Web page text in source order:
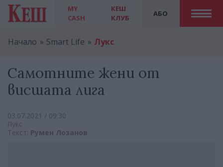
MY
CASH
АБО
КЕШ
КЛУБ
Начало Smart Life Лукс
Самотните жени от
висшата лига
03.07.2021 / 09:30
Лукс
Текст: Румен Лозанов